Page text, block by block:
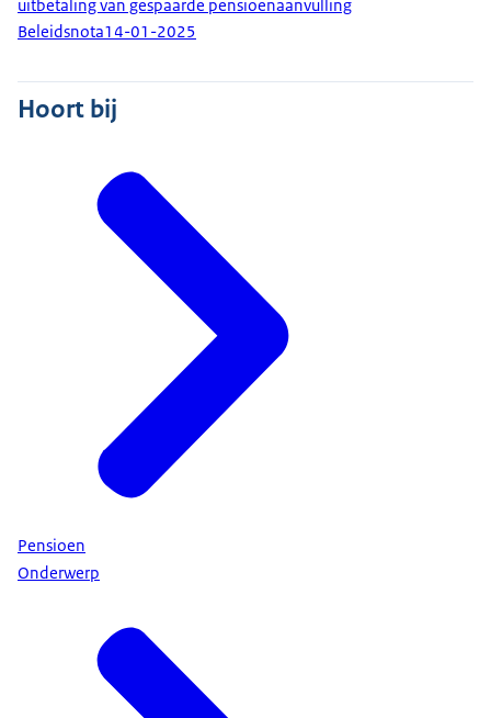
uitbetaling van gespaarde pensioenaanvulling
Beleidsnota14-01-2025
Hoort bij
Pensioen
Onderwerp